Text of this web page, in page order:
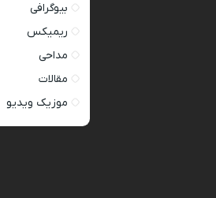
بیوگرافی
ریمیکس
مداحی
مقالات
موزیک ویدیو